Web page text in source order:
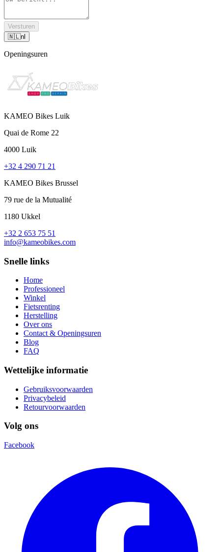
Versturen
🇳🇱nl
Openingsuren
KAMEO Bikes Luik
Quai de Rome 22
4000 Luik
+32 4 290 71 21
KAMEO Bikes Brussel
79 rue de la Mutualité
1180 Ukkel
+32 2 653 75 51
info@kameobikes.com
Snelle links
Home
Professioneel
Winkel
Fietsrenting
Herstelling
Over ons
Contact & Openingsuren
Blog
FAQ
Wettelijke informatie
Gebruiksvoorwaarden
Privacybeleid
Retourvoorwaarden
Volg ons
Facebook